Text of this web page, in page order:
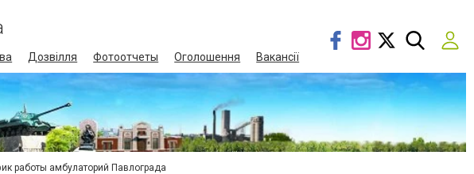
Дозвілля Фотоотчеты Оголошення Вакансії
работы амбулаторий Павлограда